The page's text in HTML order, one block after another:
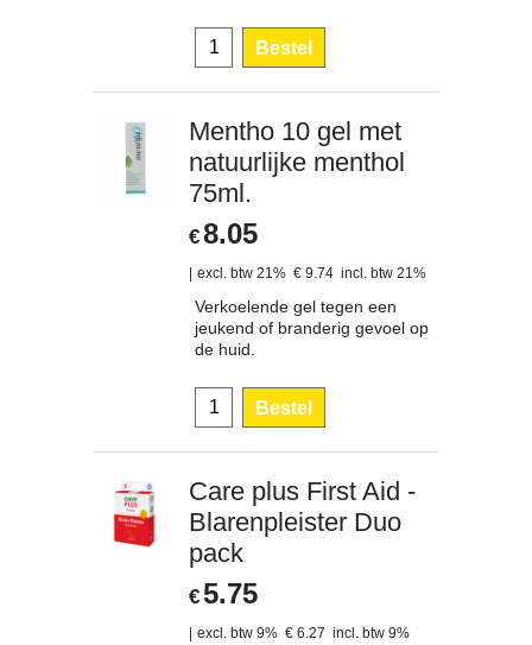
Bestel
Mentho 10 gel met
natuurlijke menthol
75ml.
€8.05
excl. btw 21% € 9.74 incl. btw 21%
Verkoelende gel tegen een
jeukend of branderig gevoel op
de huid.
Bestel
Care plus First Aid -
Blarenpleister Duo
pack
€5.75
excl. btw 9% € 6.27 incl. btw 9%